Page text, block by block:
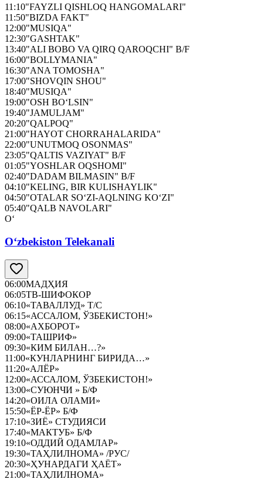
11:10"FAYZLI QISHLOQ HANGOMALARI"
11:50"BIZDA FAKT"
12:00"MUSIQA"
12:30"GASHTAK"
13:40"ALI BOBO VA QIRQ QAROQCHI" B/F
16:00"BOLLYMANIA"
16:30"ANA TOMOSHA"
17:00"SHOVQIN SHOU"
18:40"MUSIQA"
19:00"OSH BO‘LSIN"
19:40"JAMULJAM"
20:20"QALPOQ"
21:00"HAYOT CHORRAHALARIDA"
22:00"UNUTMOQ OSONMAS"
23:05"QALTIS VAZIYAT" B/F
01:05"YOSHLAR OQSHOMI"
02:40"DADAM BILMASIN" B/F
04:10"KELING, BIR KULISHAYLIK"
04:50"OTALAR SO‘ZI-AQLNING KO‘ZI"
05:40"QALB NAVOLARI"
O‘
O‘zbekiston Telekanali
06:00МАДҲИЯ
06:05ТВ-ШИФОКОР
06:10«ТАВАЛЛУД» Т/С
06:15«АССАЛОМ, ЎЗБЕКИСТОН!»
08:00«АХБОРОТ»
09:00«ТАШРИФ»
09:30«КИМ БИЛАН…?»
11:00«КУНЛАРНИНГ БИРИДА…»
11:20«АЛЁР»
12:00«АССАЛОМ, ЎЗБЕКИСТОН!»
13:00«СУЮНЧИ » Б/Ф
14:20«ОИЛА ОЛАМИ»
15:50«ЁР-ЁР» Б/Ф
17:10«ЗИЁ» СТУДИЯСИ
17:40«МАКТУБ» Б/Ф
19:10«ОДДИЙ ОДАМЛАР»
19:30«ТАҲЛИЛНОМА» /РУС/
20:30«ҲУНАРДАГИ ҲАЁТ»
21:00«ТАҲЛИЛНОМА»